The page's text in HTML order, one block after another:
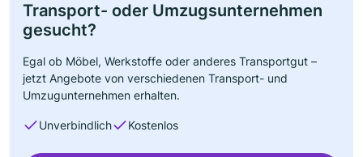
Transport- oder Umzugsunternehmen
gesucht?
Egal ob Möbel, Werkstoffe oder anderes Transportgut –
jetzt Angebote von verschiedenen Transport- und
Umzugunternehmen erhalten.
Unverbindlich Kostenlos